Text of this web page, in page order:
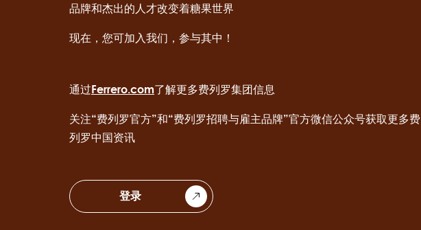
品牌和杰出的人才改变着糖果世界
现在，您可加入我们，参与其中！
通过Ferrero.com了解更多费列罗集团信息
关注“费列罗官方”和“费列罗招聘与雇主品牌”官方微信公众号获取更多费
列罗中国资讯
登录